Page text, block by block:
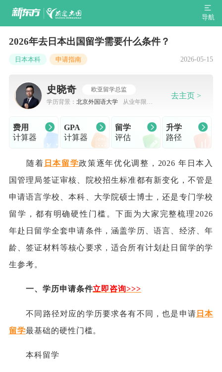
导航
2026年去日本出国留学需要什么条件？
日本本科 申请指南 2026-05-15
史晓奇
欧亚留学总监
学历背景： 北京外国语大学
从业年限：
去主页 >
费用
计算器
GPA
计算器
留学
评估
升学
路径
随着 日本留学政策逐年优化调整，2026 年日本入
国管理局签证审核、院校招生标准都有新变化，不管是
申请语言学校、本科、大学院硕士博士，还是专门学校
留学，都有明确硬性门槛。下面为大家完整梳理2026
年赴日留学全套申请条件，涵盖学历、语言、经济、年
龄、签证材料等核心要求，适合所有计划赴日留学的学
生参考。
一、学历申请条件立即咨询>>>
不同路径对应的学历要求各有不同，也是申请 日本
留学最基础的硬性门槛。
本科留学